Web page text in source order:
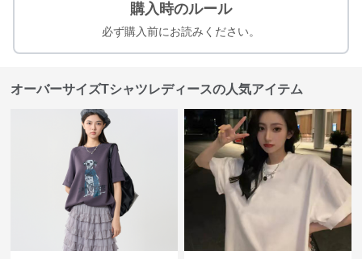
購入時のルール
必ず購入前にお読みください。
オーバーサイズTシャツレディースの人気アイテム